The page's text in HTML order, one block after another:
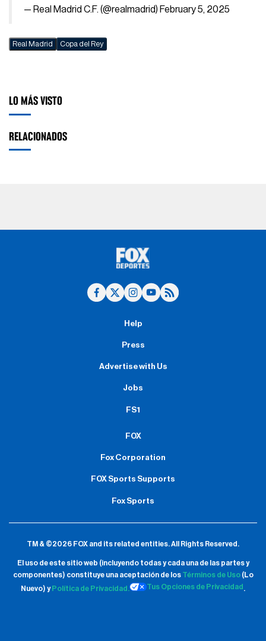
— Real Madrid C.F. (@realmadrid) February 5, 2025
Real Madrid Copa del Rey
LO MÁS VISTO
RELACIONADOS
Help
Press
Advertise with Us
Jobs
FS1
FOX
Fox Corporation
FOX Sports Supports
Fox Sports
TM & ©2026 FOX and its related entities.All Rights Reserved.
El uso de este sitio web (incluyendo todas y cada una de las partes y
componentes) constituye una aceptación de los Términos de Uso(Lo
Nuevo) y Política de Privacidad. Tus Opciones de Privacidad .